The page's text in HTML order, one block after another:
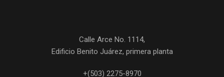
Calle Arce No. 1114,
Edificio Benito Juárez, primera planta
+(503) 2275-8970